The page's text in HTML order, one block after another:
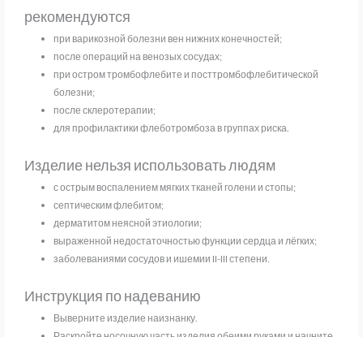
рекомендуются
при варикозной болезни вен нижних конечностей;
после операций на венозых сосудах;
при остром тромбофлебите и посттромбофлебитической
болезни;
после склеротерапии;
для профилактики флеботромбоза в группах риска.
Изделие нельзя использовать людям
с острым воспалением мягких тканей голени и стопы;
септическим флебитом;
дерматитом неясной этиологии;
выраженной недостаточностью функции сердца и лёгких;
заболеваниями сосудов и ишемии II-III степени.
Инструкция по надеванию
Выверните изделие наизнанку.